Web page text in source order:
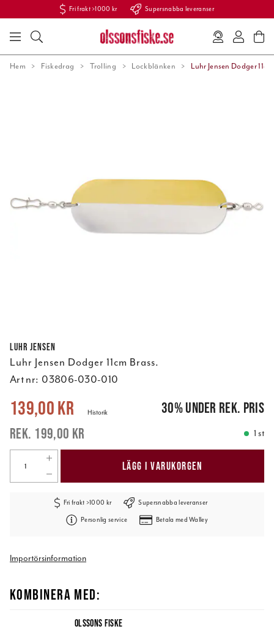
Fri frakt >1000 kr Supersnabba leveranser
Hem Fiskedrag Trolling Lockblänken Luhr Jensen Dodger
Luhr Jensen
Luhr Jensen Dodger 11cm Brass.
Art nr: 03806-030-010
Nuvarande pris:139,00 kr 199,00 kr
139,00 kr
199,00 kr
Historik 30%under rek. pris
1 st
LÄGG I VARUKORGEN
Fri frakt >1000 kr Supersnabba leveranser
Personlig service Betala med Walley
Importörsinformation
KOMBINERA MED:
OLSSONS FISKE